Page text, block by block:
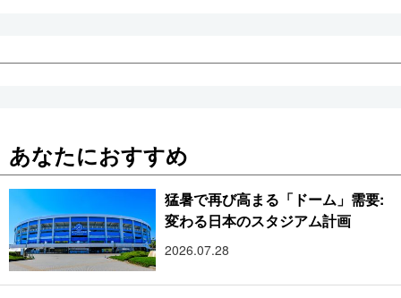
あなたにおすすめ
猛暑で再び高まる「ドーム」需要:
変わる日本のスタジアム計画
2026.07.28